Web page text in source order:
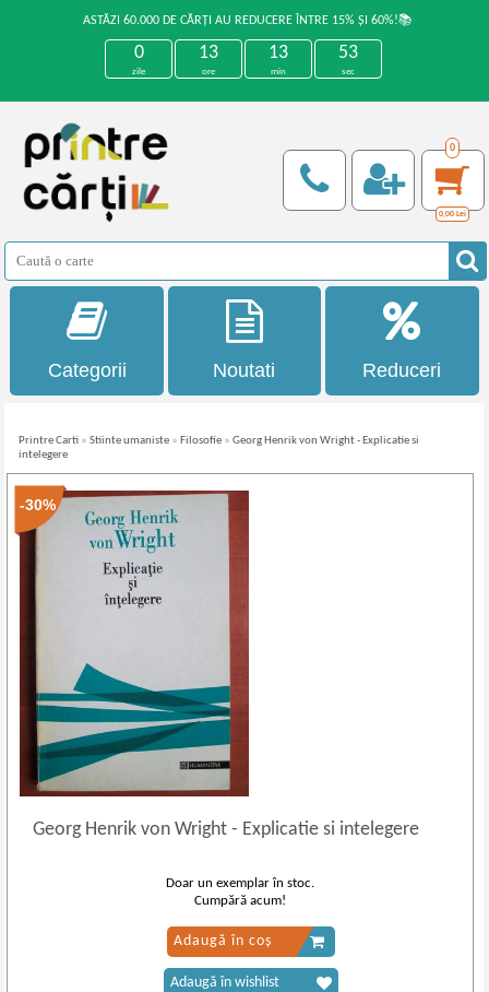
ASTĂZI 60.000 DE CĂRȚI AU REDUCERE ÎNTRE 15% ȘI 60%!📚
0
zile
13
ore
13
min
53
sec
0
0,00 Lei
Categorii Noutati Reduceri
Printre Carti »Stiinte umaniste » Filosofie »Georg Henrik von Wright - Explicatie si
intelegere
-30%
Georg Henrik von Wright- Explicatie si intelegere
Doar un exemplar în stoc.
Cumpără acum!
Adaugă în coș
Adaugă în wishlist